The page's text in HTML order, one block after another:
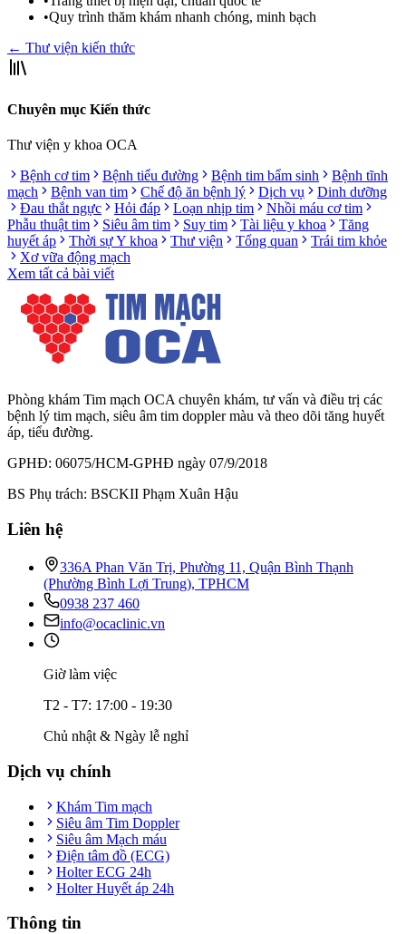
•Quy trình thăm khám nhanh chóng, minh bạch
← Thư viện kiến thức
Chuyên mục Kiến thức
Thư viện y khoa OCA
Bệnh cơ tim
Bệnh tiểu đường Bệnh tim bẩm sinh
Bệnh tĩnh
mạch
Bệnh van tim Chế độ ăn bệnh lý Dịch vụ
Dinh dưỡng
Đau thắt ngực
Hỏi đáp Loạn nhịp tim
Nhồi máu cơ tim
Phẫu thuật tim
Siêu âm tim Suy tim Tài liệu y khoa
Tăng
huyết áp
Thời sự Y khoa Thư viện Tổng quan
Trái tim khỏe
Xơ vữa động mạch
Xem tất cả bài viết
Phòng khám Tim mạch OCA chuyên khám, tư vấn và điều trị các
bệnh lý tim mạch, siêu âm tim doppler màu và theo dõi tăng huyết
áp, tiểu đường.
GPHĐ: 06075/HCM-GPHĐ ngày 07/9/2018
BS Phụ trách: BSCKII Phạm Xuân Hậu
Liên hệ
336A Phan Văn Trị, Phường 11, Quận Bình Thạnh
(Phường Bình Lợi Trung), TPHCM
0938 237 460
info@ocaclinic.vn
Giờ làm việc
T2 - T7: 17:00 - 19:30
Chủ nhật & Ngày lễ nghỉ
Dịch vụ chính
Khám Tim mạch
Siêu âm Tim Doppler
Siêu âm Mạch máu
Điện tâm đồ (ECG)
Holter ECG 24h
Holter Huyết áp 24h
Thông tin